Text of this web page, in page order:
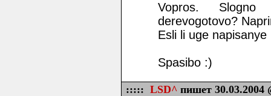
Vopros. Slogno
derevogotovo?
Esli li uge
Spasibo :)
::::: LSD^ пишет 30.03.2004